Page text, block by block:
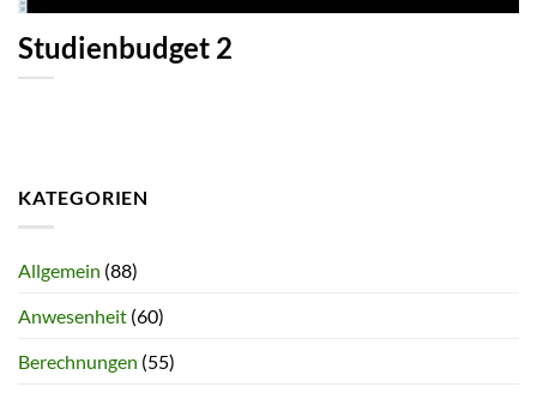
Studienbudget 2
KATEGORIEN
Allgemein (88)
Anwesenheit (60)
Berechnungen (55)